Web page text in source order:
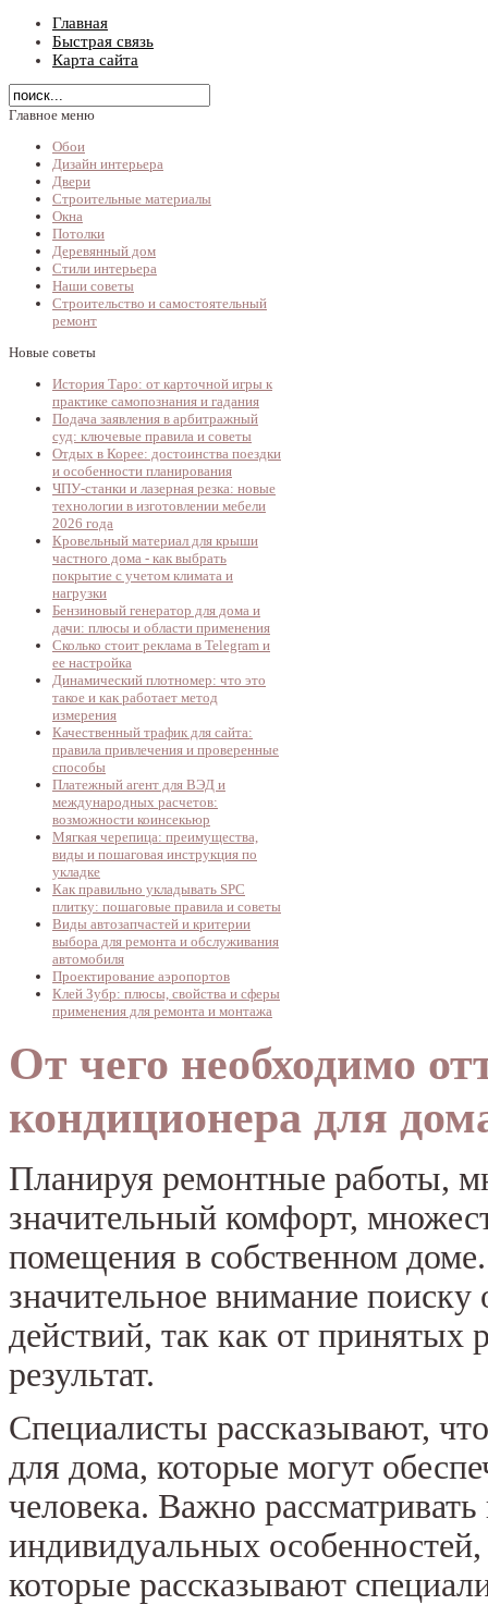
Главная
Быстрая связь
Карта сайта
Главное меню
Обои
Дизайн интерьера
Двери
Строительные материалы
Окна
Потолки
Деревянный дом
Стили интерьера
Наши советы
Строительство и самостоятельный
ремонт
Новые советы
История Таро: от карточной игры к
практике самопознания и гадания
Подача заявления в арбитражный
суд: ключевые правила и советы
Отдых в Корее: достоинства поездки
и особенности планирования
ЧПУ-станки и лазерная резка: новые
технологии в изготовлении мебели
2026 года
Кровельный материал для крыши
частного дома - как выбрать
покрытие с учетом климата и
нагрузки
Бензиновый генератор для дома и
дачи: плюсы и области применения
Сколько стоит реклама в Telegram и
ее настройка
Динамический плотномер: что это
такое и как работает метод
измерения
Качественный трафик для сайта:
правила привлечения и проверенные
способы
Платежный агент для ВЭД и
международных расчетов:
возможности коинсекьюр
Мягкая черепица: преимущества,
виды и пошаговая инструкция по
укладке
Как правильно укладывать SPC
плитку: пошаговые правила и советы
Виды автозапчастей и критерии
выбора для ремонта и обслуживания
автомобиля
Проектирование аэропортов
Клей Зубр: плюсы, свойства и сферы
применения для ремонта и монтажа
От чего необходимо
кондиционера для
Планируя ремонтные работы,
значительный комфорт,
помещения в собственном
значительное внимание
действий, так как от принятых
результат.
Специалисты рассказывают,
для дома, которые могут
человека. Важно
индивидуальных
которые рассказывают